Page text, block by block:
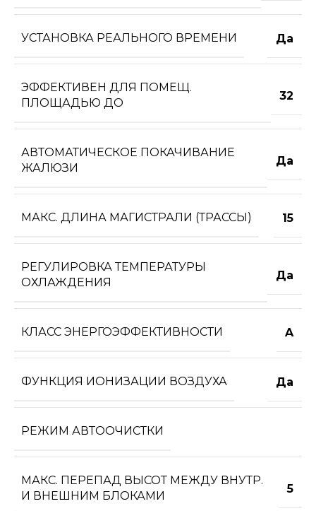
УСТАНОВКА РЕАЛЬНОГО ВРЕМЕНИ Да
ЭФФЕКТИВЕН ДЛЯ ПОМЕЩ.
ПЛОЩАДЬЮ ДО
32
АВТОМАТИЧЕСКОЕ ПОКАЧИВАНИЕ
ЖАЛЮЗИ
Да
МАКС. ДЛИНА МАГИСТРАЛИ (ТРАССЫ) 15
РЕГУЛИРОВКА ТЕМПЕРАТУРЫ
ОХЛАЖДЕНИЯ
Да
КЛАСС ЭНЕРГОЭФФЕКТИВНОСТИ A
ФУНКЦИЯ ИОНИЗАЦИИ ВОЗДУХА Да
РЕЖИМ АВТООЧИСТКИ
МАКС. ПЕРЕПАД ВЫСОТ МЕЖДУ ВНУТР.
И ВНЕШНИМ БЛОКАМИ
5